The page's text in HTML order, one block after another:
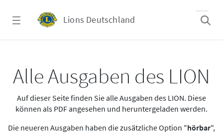
Lions Deutschland
Alle Ausgaben des LION
Auf dieser Seite finden Sie alle Ausgaben des LION. Diese
können als PDF angesehen und heruntergeladen werden.
Die neueren Ausgaben haben die zusätzliche Option "hörbar",